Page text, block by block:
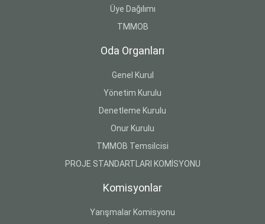
Üye Dağılımı
TMMOB
Oda Organları
Genel Kurul
Yönetim Kurulu
Denetleme Kurulu
Onur Kurulu
TMMOB Temsilcisi
PROJE STANDARTLARI KOMİSYONU
Komisyonlar
Yarışmalar Komisyonu